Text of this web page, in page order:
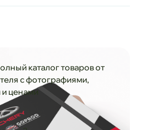
каталог товаров от
с фотографиями,
ценами